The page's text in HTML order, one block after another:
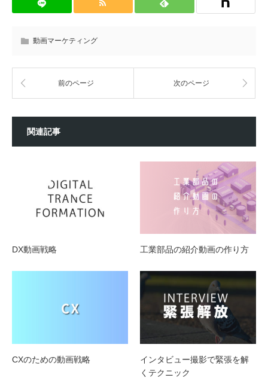
動画マーケティング
前のページ 次のページ
関連記事
DX動画戦略 工業部品の紹介動画の作り方
CXのための動画戦略
インタビュー撮影で緊張を解
くテクニック